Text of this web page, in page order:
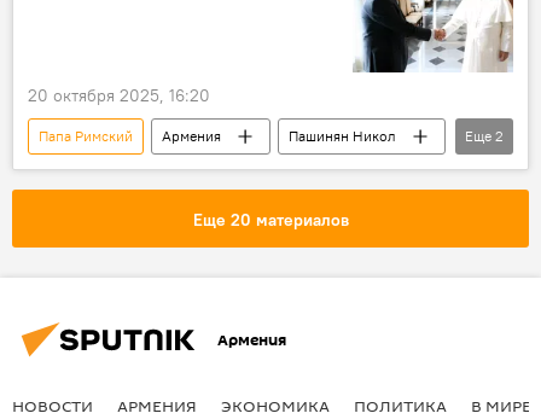
20 октября 2025, 16:20
Папа Римский Армения
Пашинян Никол
Политика
Новости Армения
Еще 2
Еще 20 материалов
Армения
НОВОСТИ АРМЕНИЯ ЭКОНОМИКА ПОЛИТИКА В МИРЕ